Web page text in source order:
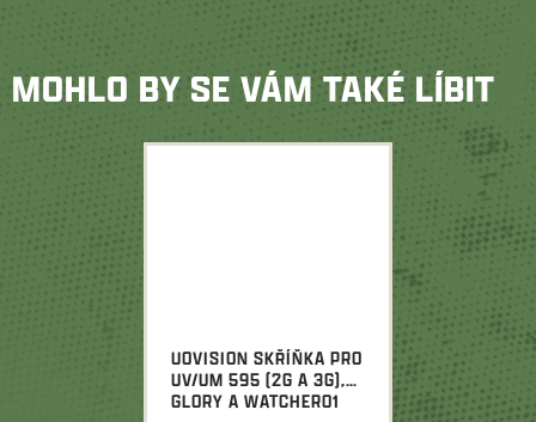
MOHLO BY SE VÁM TAKÉ LÍBIT
UOVISION SKŘÍŇKA PRO
UV/UM 595 (2G A 3G),
GLORY A WATCHER01